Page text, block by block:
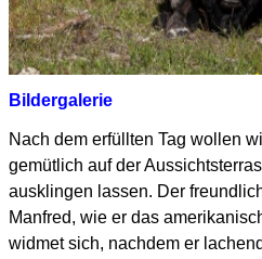
Bildergalerie
Nach dem erfüllten Tag wollen
gemütlich auf der
ausklingen lassen. Der
Manfred, wie er das
widmet sich, nachdem er